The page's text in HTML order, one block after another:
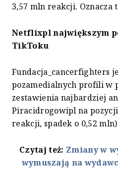
3,57 mln reakcji. Oznacza
Netflixpl największym
TikToku
Fundacja_cancerfighters
pozamedialnych profili w
zestawienia najbardziej
Piracidrogowipl na
reakcji, spadek o 0,52
Czytaj też: Zmiany w
wymuszają na